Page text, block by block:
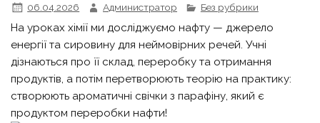
06.04.2026 Администратор Без рубрики
На уроках хімії ми досліджуємо нафту — джерело
енергії та сировину для неймовірних речей. Учні
дізнаються про її склад, переробку та отримання
продуктів, а потім перетворюють теорію на практику:
створюють ароматичні свічки з парафіну, який є
продуктом переробки нафти!